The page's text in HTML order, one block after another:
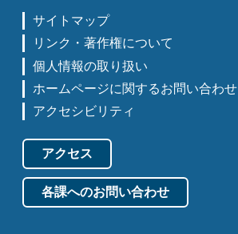
サイトマップ
リンク・著作権について
個人情報の取り扱い
ホームページに関するお問い合わせ
アクセシビリティ
アクセス
各課へのお問い合わせ